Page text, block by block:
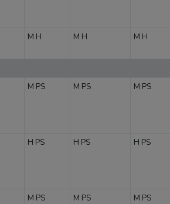
M H M H M H
M PS M PS M PS
H PS H PS H PS
M PS M PS M PS